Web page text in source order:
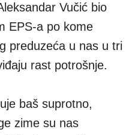
Vučić bio
EPS-a po kome
preduzeća u nas u tri
rast potrošnje.
baš suprotno,
zime su nas